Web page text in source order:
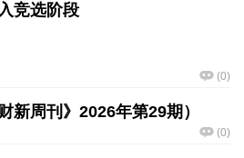
竞选阶段
(0)
新周刊》2026年第29期）
(0)